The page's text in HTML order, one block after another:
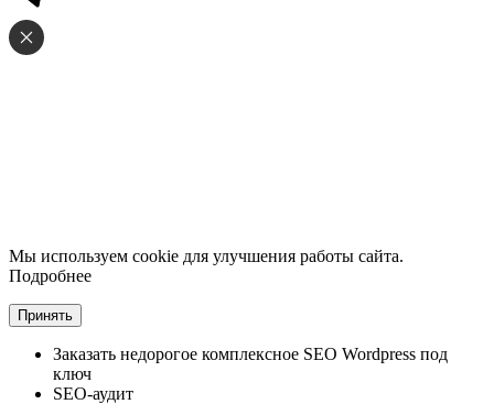
Мы используем cookie для улучшения работы сайта.
Подробнее
Принять
Заказать недорогое комплексное SEO Wordpress под
ключ
SEO-аудит